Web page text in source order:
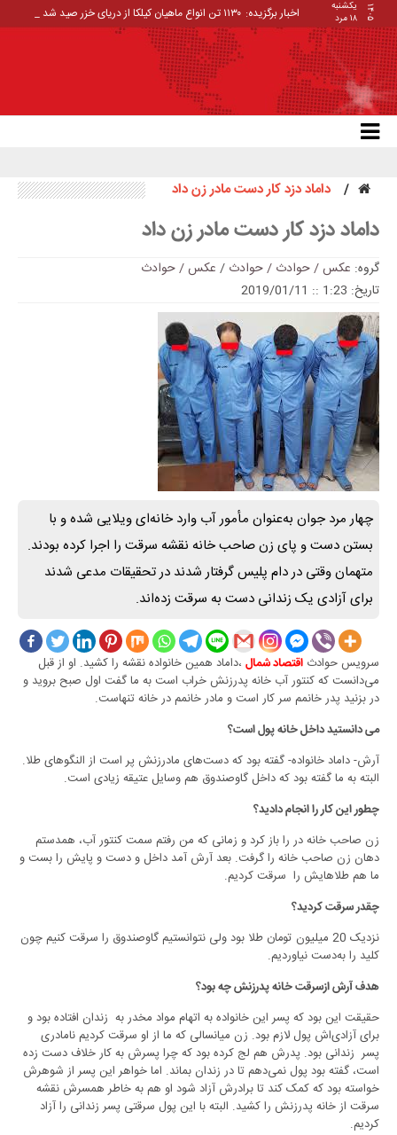
۱۴۰۵
یکشنبه
۱۸ مرد
اخبار برگزیده: ۱۱۳۰ تن انواع ماهیان کیلکا از دریای خزر صید شد
داماد دزد کار دست مادر زن داد
داماد دزد کار دست مادر زن داد
گروه: عکس / حوادث / حوادث / عکس / حوادث
تاریخ: 1:23 :: 2019/01/11
چهار مرد جوان به‌عنوان مأمور آب وارد خانه‌ای ویلایی شده و با
بستن دست و پای زن صاحب خانه نقشه سرقت را اجرا کرده بودند.
متهمان وقتی در دام پلیس گرفتار شدند در تحقیقات مدعی شدند
برای آزادی یک زندانی دست به سرقت زده‌اند.
سرویس حوادث اقتصاد شمال ،داماد همین خانواده نقشه را کشید. او از قبل
می‌دانست که کنتور آب خانه پدرزنش خراب است به ما گفت اول صبح بروید و
در بزنید پدر خانمم سر کار است و مادر خانمم در خانه تنهاست.
می دانستید داخل خانه پول است؟
آرش- داماد خانواده- گفته بود که دست‌های مادرزنش پر است از النگوهای طلا.
البته به ما گفته بود که داخل گاوصندوق هم وسایل عتیقه زیادی است.
چطور این کار را انجام دادید؟
زن صاحب خانه در را باز کرد و زمانی که من رفتم سمت کنتور آب، همدستم
دهان زن صاحب خانه را گرفت. بعد آرش آمد داخل و دست و پایش را بست و
ما هم طلاهایش را سرقت کردیم.
چقدر سرقت کردید؟
نزدیک 20 میلیون تومان طلا بود ولی نتوانستیم گاوصندوق را سرقت کنیم چون
کلید را به‌دست نیاوردیم.
هدف آرش ازسرقت خانه پدرزنش چه بود؟
حقیقت این بود که پسر این خانواده به اتهام مواد مخدر به زندان افتاده بود و
برای آزادی‌اش پول لازم بود. زن میانسالی که ما از او سرقت کردیم نامادری
پسر زندانی بود. پدرش هم لج کرده بود که چرا پسرش به کار خلاف دست زده
است، گفته بود پول نمی‌دهم تا در زندان بماند. اما خواهر این پسر از شوهرش
خواسته بود که کمک کند تا برادرش آزاد شود او هم به خاطر همسرش نقشه
سرقت از خانه پدرزنش را کشید. البته با این پول سرقتی پسر زندانی را آزاد
کردیم.